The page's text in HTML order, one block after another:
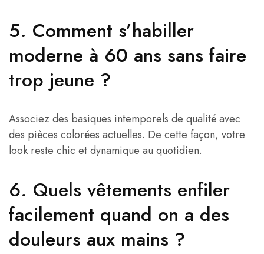
5. Comment s’habiller
moderne à 60 ans sans faire
trop jeune ?
Associez des basiques intemporels de qualité avec
des pièces colorées actuelles. De cette façon, votre
look reste chic et dynamique au quotidien.
6. Quels vêtements enfiler
facilement quand on a des
douleurs aux mains ?